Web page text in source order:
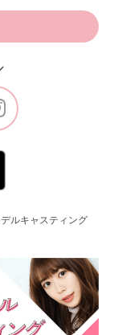
ルキャスティング